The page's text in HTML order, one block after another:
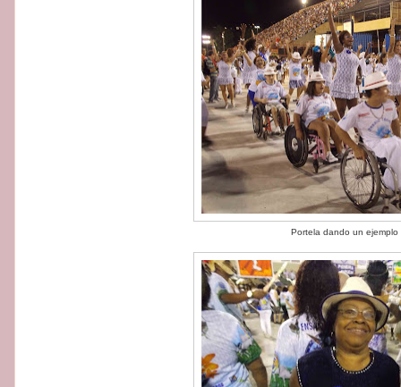
Portela dando un ejemplo